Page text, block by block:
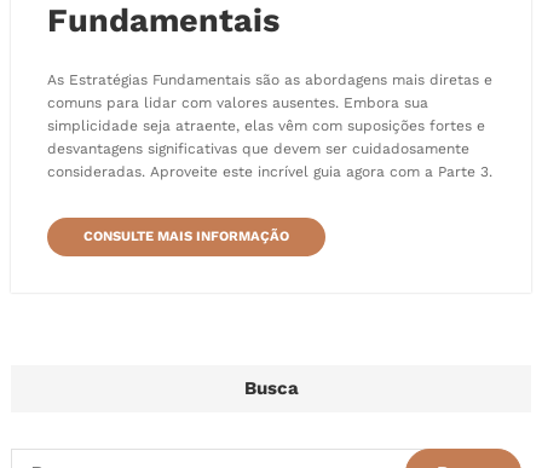
Fundamentais
As Estratégias Fundamentais são as abordagens mais diretas e
comuns para lidar com valores ausentes. Embora sua
simplicidade seja atraente, elas vêm com suposições fortes e
desvantagens significativas que devem ser cuidadosamente
consideradas. Aproveite este incrível guia agora com a Parte 3.
CONSULTE MAIS INFORMAÇÃO
Busca